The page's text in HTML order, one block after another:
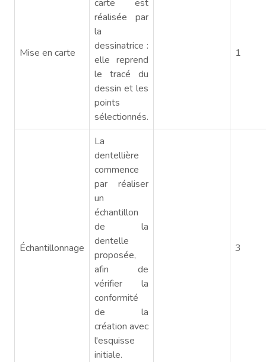
Mise en carte
carte est
réalisée par
la
dessinatrice :
elle reprend
le tracé du
dessin et les
points
sélectionnés.
1
Échantillonnage
La
dentellière
commence
par réaliser
un
échantillon
de la
dentelle
proposée,
afin de
vérifier la
conformité
de la
création avec
l'esquisse
initiale.
3